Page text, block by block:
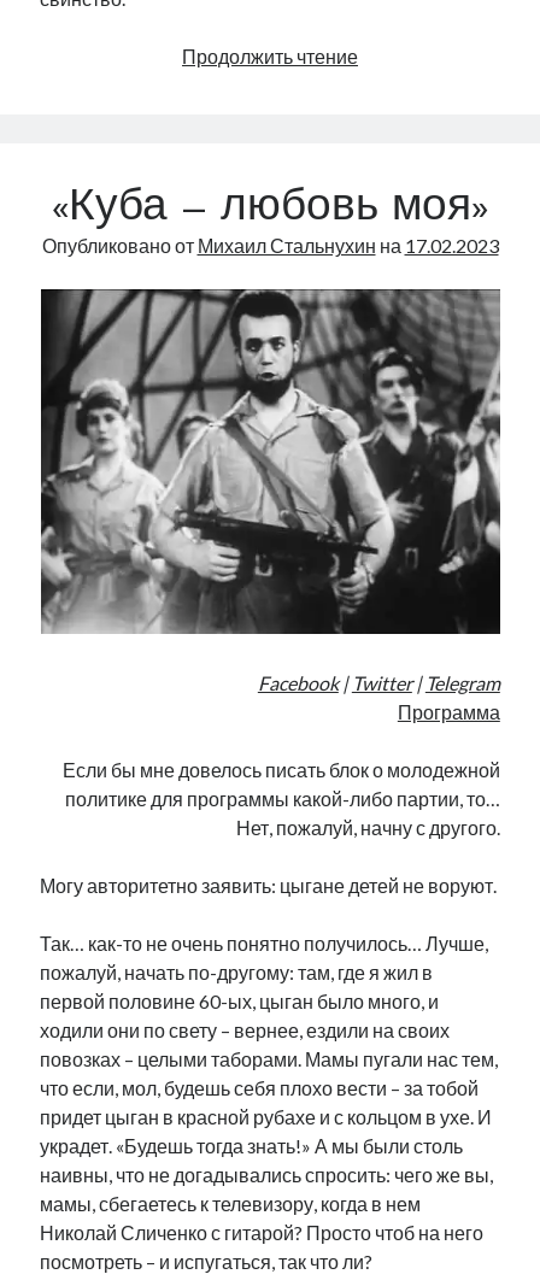
Продолжить чтениеО
«Куба – любовь моя»
Опубликовано от Михаил Стальнухин на 17.02.2023
Facebook| Twitter| Telegram
Программа
Если бы мне довелось писать блок о молодежной
политике для программы какой-либо партии, то…
Нет, пожалуй, начну с другого.
Могу авторитетно заявить: цыгане детей не воруют.
Так… как-то не очень понятно получилось… Лучше,
пожалуй, начать по-другому: там, где я жил в
первой половине 60-ых, цыган было много, и
ходили они по свету – вернее, ездили на своих
повозках – целыми таборами. Мамы пугали нас тем,
что если, мол, будешь себя плохо вести – за тобой
придет цыган в красной рубахе и с кольцом в ухе. И
украдет. «Будешь тогда знать!» А мы были столь
наивны, что не догадывались спросить: чего же вы,
мамы, сбегаетесь к телевизору, когда в нем
Николай Сличенко с гитарой? Просто чтоб на него
посмотреть – и испугаться, так что ли?